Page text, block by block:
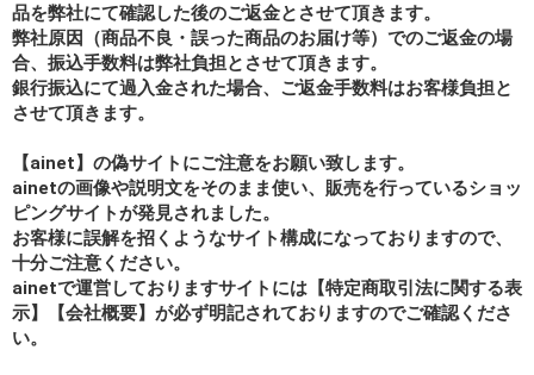
品を弊社にて確認した後のご返金とさせて頂きます。
弊社原因（商品不良・誤った商品のお届け等）でのご返金の場
合、振込手数料は弊社負担とさせて頂きます。
銀行振込にて過入金された場合、ご返金手数料はお客様負担と
させて頂きます。
【ainet】の偽サイトにご注意をお願い致します。
ainetの画像や説明文をそのまま使い、販売を行っているショッ
ピングサイトが発見されました。
お客様に誤解を招くようなサイト構成になっておりますので、
十分ご注意ください。
ainetで運営しておりますサイトには【特定商取引法に関する表
示】【会社概要】が必ず明記されておりますのでご確認くださ
い。